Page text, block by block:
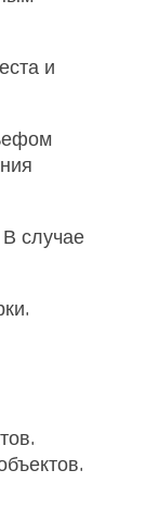
и
случае